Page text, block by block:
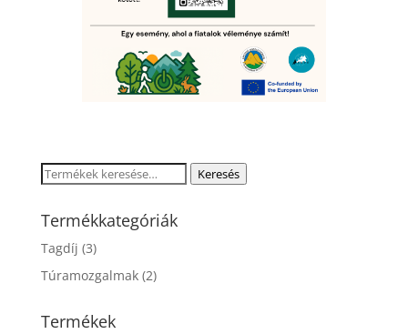
Keresés
következőre:
Keresés
Termékkategóriák
Tagdíj (3)
Túramozgalmak (2)
Termékek